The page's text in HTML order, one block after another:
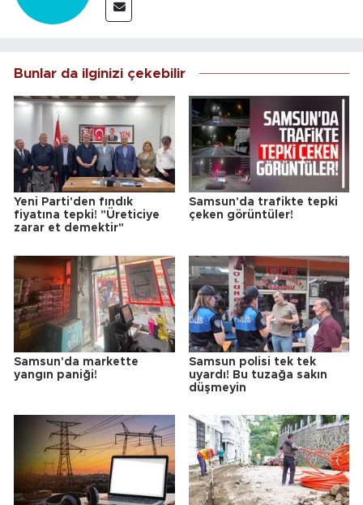
Bunlar da ilginizi çekebilir
Yeni Parti'den fındık
fiyatına tepki! "Üreticiye
zarar et demektir"
Samsun'da trafikte tepki
çeken görüntüler!
Samsun'da markette
yangın paniği!
Samsun polisi tek tek
uyardı! Bu tuzağa sakın
düşmeyin